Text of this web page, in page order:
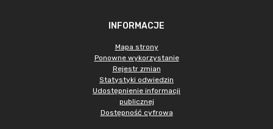
INFORMACJE
Mapa strony
Ponowne wykorzystanie
Rejestr zmian
Statystyki odwiedzin
Udostępnienie informacji
publicznej
Dostępność cyfrowa